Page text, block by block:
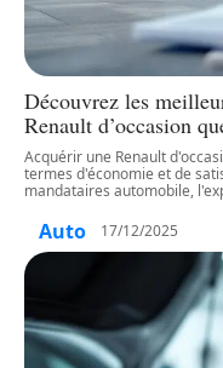
Découvrez les
Renault d’occasion
Acquérir une Renault
termes d'économie et de
mandataires automobile,
Auto 17/12/2025